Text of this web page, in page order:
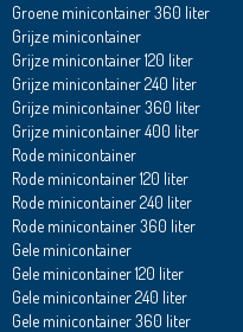
Groene minicontainer 360 liter
Grijze minicontainer
Grijze minicontainer 120 liter
Grijze minicontainer 240 liter
Grijze minicontainer 360 liter
Grijze minicontainer 400 liter
Rode minicontainer
Rode minicontainer 120 liter
Rode minicontainer 240 liter
Rode minicontainer 360 liter
Gele minicontainer
Gele minicontainer 120 liter
Gele minicontainer 240 liter
Gele minicontainer 360 liter